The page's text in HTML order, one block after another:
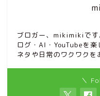
ブロガー、mikimikiです
ログ・AI・YouTubeを
ネタや日常のワクワクを
＼